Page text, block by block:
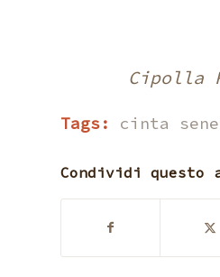
Cipolla
Tags: cinta
Condividi questo